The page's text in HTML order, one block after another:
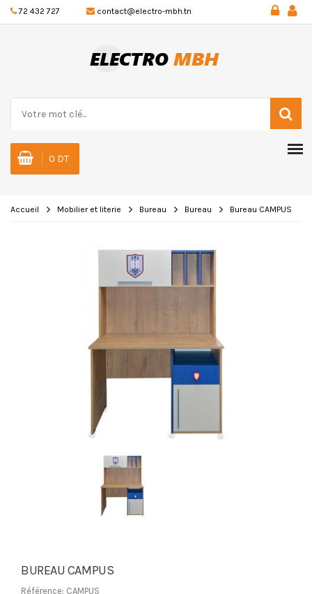
72 432 727 contact@electro-mbh.tn
0 DT
Accueil Mobilier et literie Bureau Bureau Bureau CAMPUS
BUREAU CAMPUS
Référence: CAMPUS